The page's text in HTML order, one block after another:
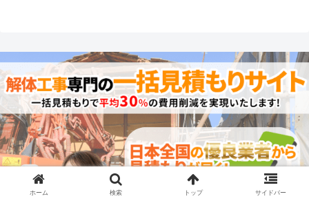
ホーム 検索 トップ サイドバー